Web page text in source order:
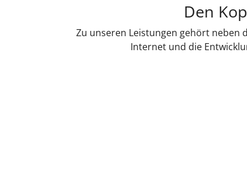
Den
Zu unseren Leistungen gehört neben
Internet und die